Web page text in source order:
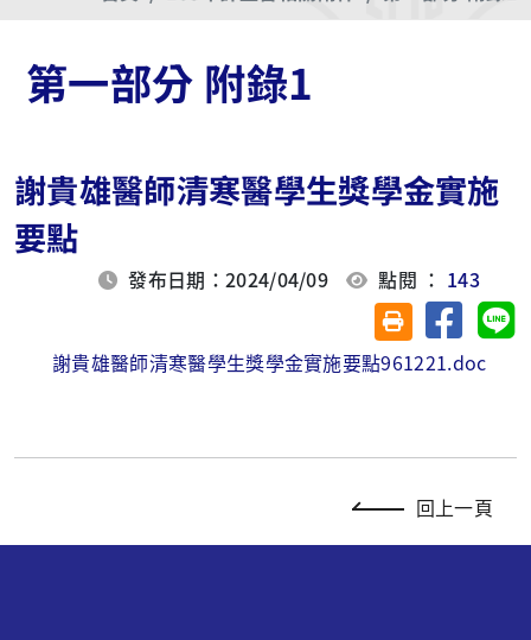
第一部分 附錄1
謝貴雄醫師清寒醫學生獎學金實施
要點
發布日期：2024/04/09 點閱 ： 143
友善列印(另開視
分享至
謝貴雄醫師清寒醫學生獎學金實施要點961221.doc
回上一頁